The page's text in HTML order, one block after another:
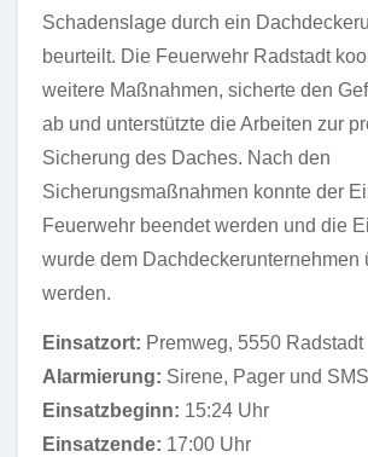
Schadenslage durch ein
beurteilt. Die Feuerwehr Radstadt
weitere Maßnahmen, sicherte den
ab und unterstützte die Arbeiten zur
Sicherung des Daches. Nach den
Sicherungsmaßnahmen konnte der
Feuerwehr beendet werden und die
wurde dem Dachdeckerunternehmen
werden.
Einsatzort: Premweg, 5550 Radstadt
Alarmierung: Sirene, Pager und SMS
Einsatzbeginn: 15:24 Uhr
Einsatzende: 17:00 Uhr